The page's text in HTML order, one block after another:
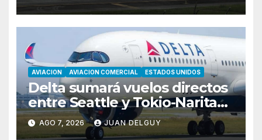
AVIACION AVIACION COMERCIAL ESTADOS UNIDOS
Delta sumará vuelos directos
entre Seattle y Tokio-Narita
desde marzo de 2027
AGO 7, 2026 JUAN DELGUY